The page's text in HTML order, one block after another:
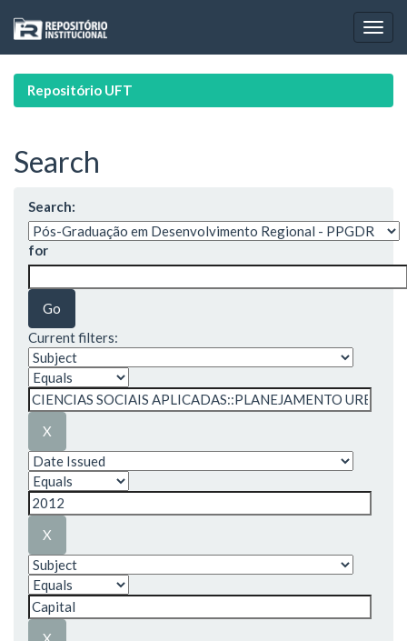
navigation
Repositório UFT
Search
Search:
for
Current filters: